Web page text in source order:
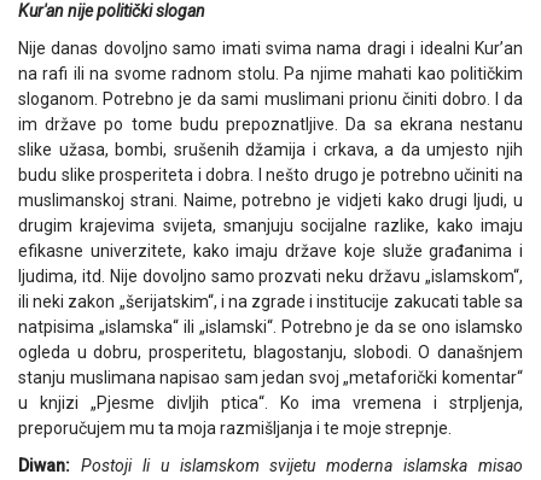
Kur'an nije politički slogan
Nije danas dovoljno samo imati svima nama dragi i idealni Kur’an
na rafi ili na svome radnom stolu. Pa njime mahati kao političkim
sloganom. Potrebno je da sami muslimani prionu činiti dobro. I da
im države po tome budu prepoznatljive. Da sa ekrana nestanu
slike užasa, bombi, srušenih džamija i crkava, a da umjesto njih
budu slike prosperiteta i dobra. I nešto drugo je potrebno učiniti na
muslimanskoj strani. Naime, potrebno je vidjeti kako drugi ljudi, u
drugim krajevima svijeta, smanjuju socijalne razlike, kako imaju
efikasne univerzitete, kako imaju države koje služe građanima i
ljudima, itd. Nije dovoljno samo prozvati neku državu „islamskom“,
ili neki zakon „šerijatskim“, i na zgrade i institucije zakucati table sa
natpisima „islamska“ ili „islamski“. Potrebno je da se ono islamsko
ogleda u dobru, prosperitetu, blagostanju, slobodi. O današnjem
stanju muslimana napisao sam jedan svoj „metaforički komentar“
u knjizi „Pjesme divljih ptica“. Ko ima vremena i strpljenja,
preporučujem mu ta moja razmišljanja i te moje strepnje.
Diwan: Postoji li u islamskom svijetu moderna islamska misao